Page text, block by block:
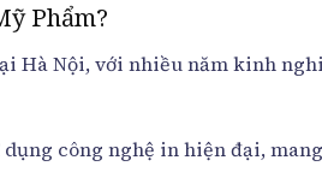
Phẩm?
Hà Nội, với nhiều năm kinh
dụng công nghệ in hiện đại,